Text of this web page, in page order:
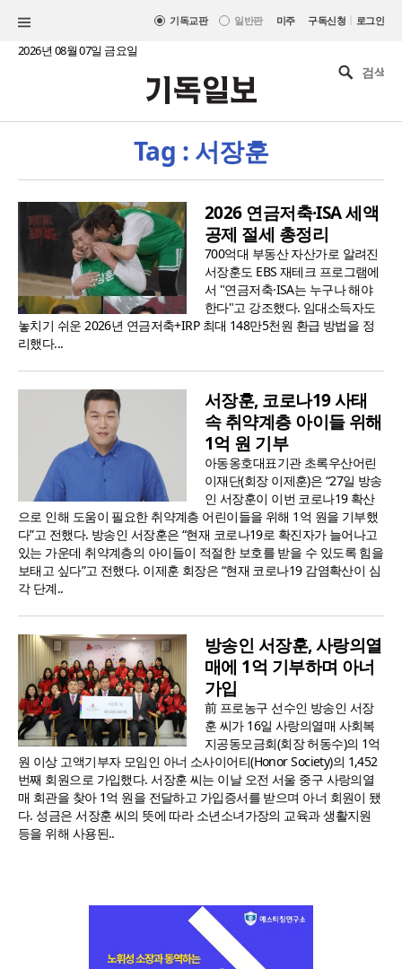
기독교판 일반판 미주 구독신청 | 로그인
2026년 08월 07일 금요일
Tag : 서장훈
2026 연금저축·ISA 세액
공제 절세 총정리
700억대 부동산 자산가로 알려진
서장훈도 EBS 재테크 프로그램에
서 "연금저축·ISA는 누구나 해야
한다"고 강조했다. 임대소득자도
놓치기 쉬운 2026년 연금저축+IRP 최대 148만5천원 환급 방법을 정
리했다...
서장훈, 코로나19 사태
속 취약계층 아이들 위해
1억 원 기부
아동옹호대표기관 초록우산어린
이재단(회장 이제훈)은 “27일 방송
인 서장훈이 이번 코로나19 확산
으로 인해 도움이 필요한 취약계층 어린이들을 위해 1억 원을 기부했
다”고 전했다. 방송인 서장훈은 “현재 코로나19로 확진자가 늘어나고
있는 가운데 취약계층의 아이들이 적절한 보호를 받을 수 있도록 힘을
보태고 싶다”고 전했다. 이제훈 회장은 “현재 코로나19 감염확산이 심
각 단계..
방송인 서장훈, 사랑의열
매에 1억 기부하며 아너
가입
前 프로농구 선수인 방송인 서장
훈 씨가 16일 사랑의열매 사회복
지공동모금회(회장 허동수)의 1억
원 이상 고액기부자 모임인 아너 소사이어티(Honor Society)의 1,452
번째 회원으로 가입했다. 서장훈 씨는 이날 오전 서울 중구 사랑의열
매 회관을 찾아 1억 원을 전달하고 가입증서를 받으며 아너 회원이 됐
다. 성금은 서장훈 씨의 뜻에 따라 소년소녀가장의 교육과 생활지원
등을 위해 사용된..